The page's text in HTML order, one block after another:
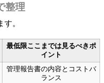
整理
。
最低限ここまでは見るべきポ
イント
管理報告書の内容とコストバ
ランス